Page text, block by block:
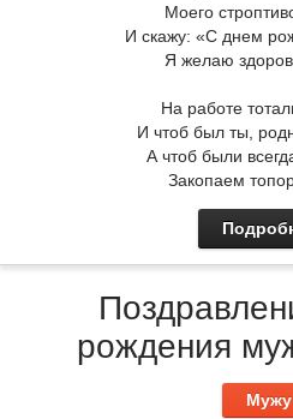
Моего
И скажу: «С днем
Я желаю
На работе
И чтоб был ты,
А чтоб были
Закопаем
рождения
Мужу